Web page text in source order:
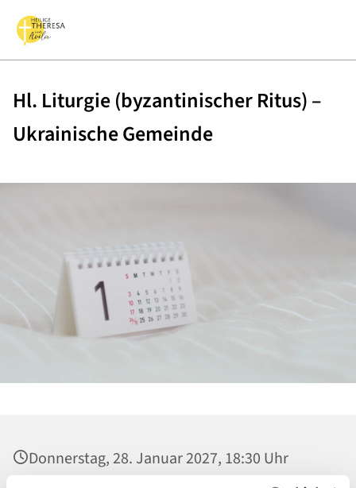
Hl. Liturgie (byzantinischer Ritus) –
Ukrainische Gemeinde
Donnerstag, 28. Januar 2027, 18:30 Uhr